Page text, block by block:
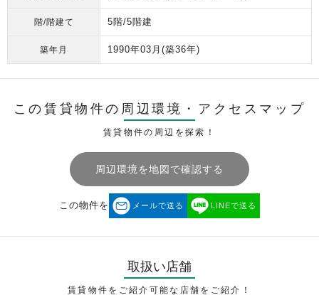
階/階建て 5階/5階建
築年月 1990年03月 (築36年)
この賃貸物件の周辺環境・ アクセスマップ
賃貸物件の周辺を探索！
周辺環境を地図で確認する
この物件を メールで送る LINEで送る
取扱い店舗
賃貸物件をご紹介可能な店舗をご紹介！